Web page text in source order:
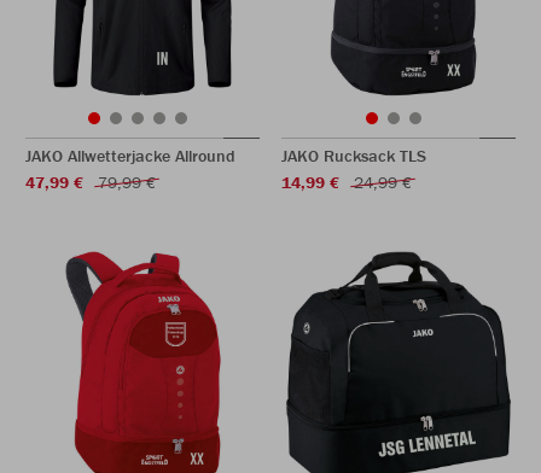
JAKO Allwetterjacke Allround
47,99 €
79,99 €
JAKO Rucksack TLS
14,99 €
24,99 €